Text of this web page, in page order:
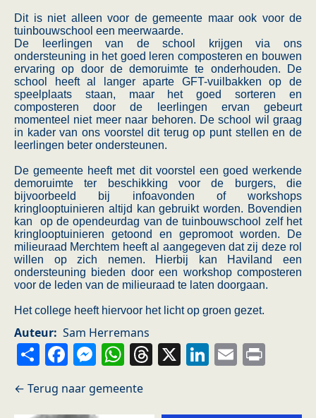
Dit is niet alleen voor de gemeente maar ook voor de
tuinbouwschool een meerwaarde.
De leerlingen van de school krijgen via ons
ondersteuning in het goed leren composteren en bouwen
ervaring op door de demoruimte te onderhouden. De
school heeft al langer aparte GFT-vuilbakken op de
speelplaats staan, maar het goed sorteren en
composteren door de leerlingen ervan gebeurt
momenteel niet meer naar behoren. De school wil graag
in kader van ons voorstel dit terug op punt stellen en de
leerlingen beter ondersteunen.
De gemeente heeft met dit voorstel een goed werkende
demoruimte ter beschikking voor de burgers, die
bijvoorbeeld bij infoavonden of workshops
kringlooptuinieren altijd kan gebruikt worden. Bovendien
kan op de opendeurdag van de tuinbouwschool zelf het
kringlooptuinieren getoond en gepromoot worden. De
milieuraad Merchtem heeft al aangegeven dat zij deze rol
willen op zich nemen. Hierbij kan Haviland een
ondersteuning bieden door een workshop composteren
voor de leden van de milieuraad te laten doorgaan.
Het college heeft hiervoor het licht op groen gezet.
Auteur Sam Herremans
ShareFacebook
Messenger
WhatsApp
Threads
X LinkedIn
Email